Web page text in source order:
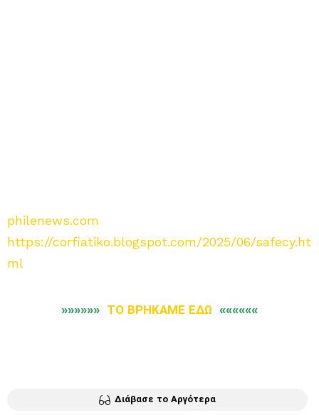
philenews.com
https://corfiatiko.blogspot.com/2025/06/safecy.ht
ml
»»»»»» ΤΟ ΒΡΗΚΑΜΕ ΕΔΩ ««««««
Διάβασε το Αργότερα